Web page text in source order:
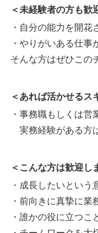
＜未経験者の方も歓
・自分の能力を開花
・やりがいある仕事
そんな方はぜひこの
＜あれば活かせるス
・事務職もしくは営
実務経験がある方
＜こんな方は歓迎し
・成長したいという
・前向きに真摯に業
・誰かの役に立つこ